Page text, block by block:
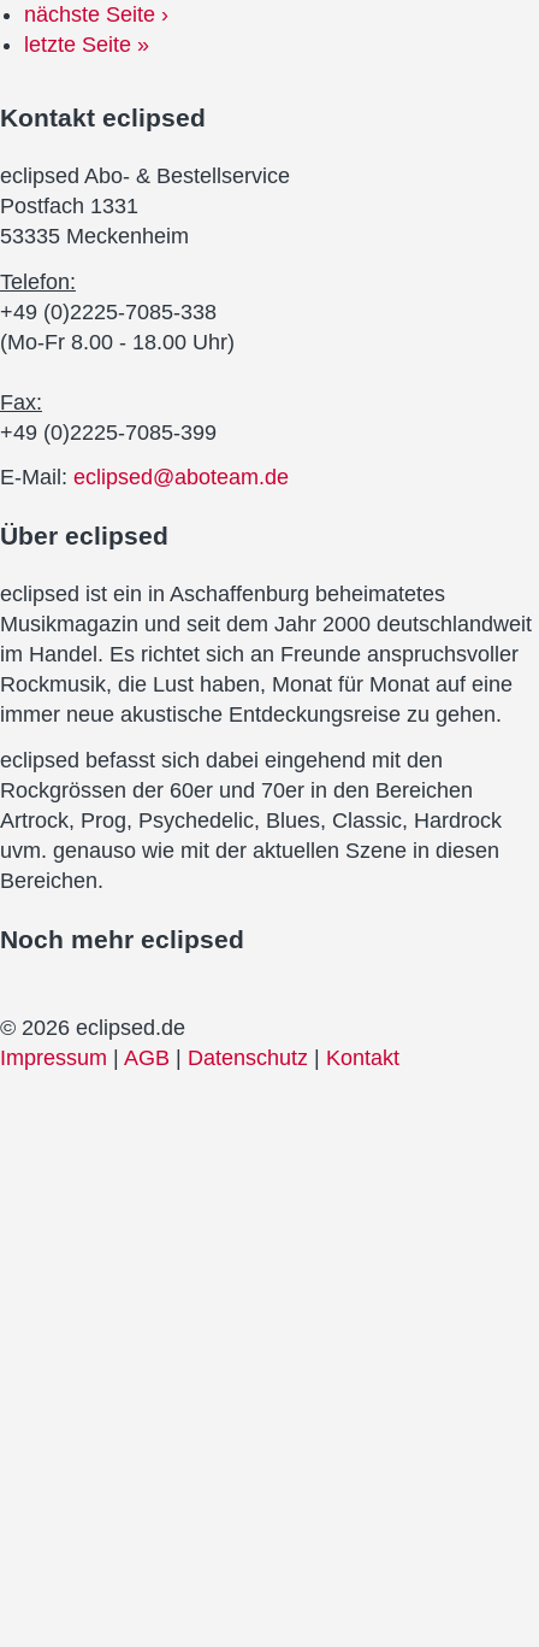
nächste Seite ›
letzte Seite »
Kontakt eclipsed
eclipsed Abo- & Bestellservice
Postfach 1331
53335 Meckenheim
Telefon:
+49 (0)2225-7085-338
(Mo-Fr 8.00 - 18.00 Uhr)
Fax:
+49 (0)2225-7085-399
E-Mail: eclipsed@aboteam.de
Über eclipsed
eclipsed ist ein in Aschaffenburg beheimatetes
Musikmagazin und seit dem Jahr 2000 deutschlandweit
im Handel. Es richtet sich an Freunde anspruchsvoller
Rockmusik, die Lust haben, Monat für Monat auf eine
immer neue akustische Entdeckungsreise zu gehen.
eclipsed befasst sich dabei eingehend mit den
Rockgrössen der 60er und 70er in den Bereichen
Artrock, Prog, Psychedelic, Blues, Classic, Hardrock
uvm. genauso wie mit der aktuellen Szene in diesen
Bereichen.
Noch mehr eclipsed
© 2026 eclipsed.de
Impressum | AGB | Datenschutz | Kontakt